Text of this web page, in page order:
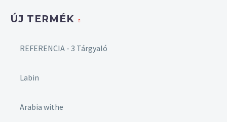
ÚJ TERMÉK
REFERENCIA - 3 Tárgyaló
Labin
Arabia withe